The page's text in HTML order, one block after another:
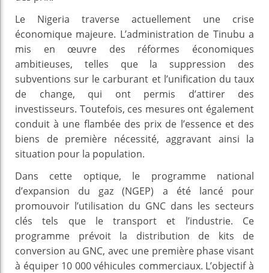
Le Nigeria traverse actuellement une crise
économique majeure. L’administration de Tinubu a
mis en œuvre des réformes économiques
ambitieuses, telles que la suppression des
subventions sur le carburant et l’unification du taux
de change, qui ont permis d’attirer des
investisseurs. Toutefois, ces mesures ont également
conduit à une flambée des prix de l’essence et des
biens de première nécessité, aggravant ainsi la
situation pour la population.
Dans cette optique, le programme national
d’expansion du gaz (NGEP) a été lancé pour
promouvoir l’utilisation du GNC dans les secteurs
clés tels que le transport et l’industrie. Ce
programme prévoit la distribution de kits de
conversion au GNC, avec une première phase visant
à équiper 10 000 véhicules commerciaux. L’objectif à